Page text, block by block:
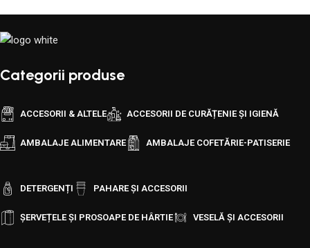
Categorii produse
ACCESORII & ALTELE ACCESORII DE CURĂȚENIE ȘI IGIENĂ
AMBALAJE ALIMENTARE AMBALAJE COFETĂRIE-PATISERIE
DETERGENȚI PAHARE ȘI ACCESORII
ȘERVEȚELE ȘI PROSOAPE DE HÂRTIE VESELĂ ȘI ACCESORII